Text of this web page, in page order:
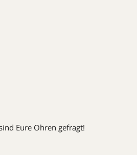
Eure Ohren gefragt!